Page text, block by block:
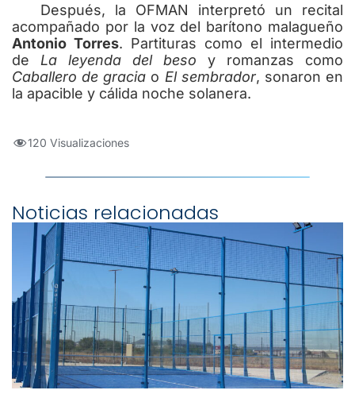
Después, la OFMAN interpretó un recital
acompañado por la voz del barítono malagueño
Antonio Torres. Partituras como el intermedio
de La leyenda del beso y romanzas como
Caballero de gracia o El sembrador, sonaron en
la apacible y cálida noche solanera.
120 Visualizaciones
Noticias relacionadas